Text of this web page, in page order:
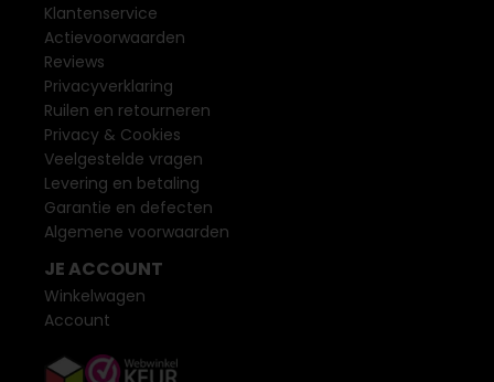
Klantenservice
Actievoorwaarden
Reviews
Privacyverklaring
Ruilen en retourneren
Privacy & Cookies
Veelgestelde vragen
Levering en betaling
Garantie en defecten
Algemene voorwaarden
JE ACCOUNT
Winkelwagen
Account